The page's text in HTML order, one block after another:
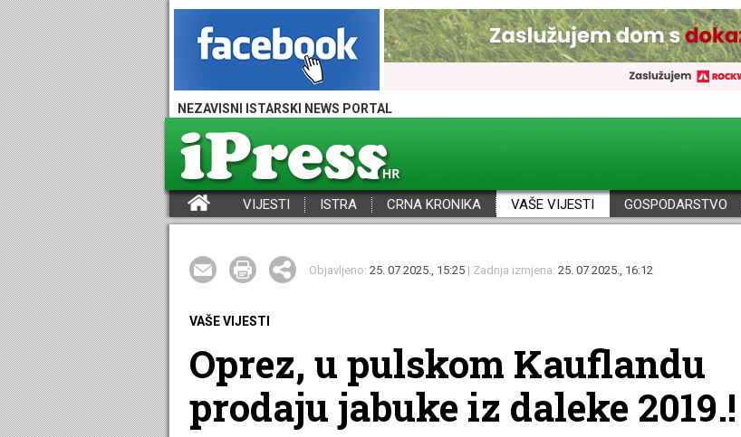
NEZAVISNI ISTARSKI NEWS PORTAL
VIJESTI ISTRA CRNA KRONIKA VAŠE VIJESTI GOSPODARSTVO
Objavljeno: 25. 07 2025., 15:25 | Zadnja izmjena: 25. 07 2025., 16:12
VAŠE VIJESTI
Oprez, u pulskom Kauflandu
prodaju jabuke iz daleke 2019.!